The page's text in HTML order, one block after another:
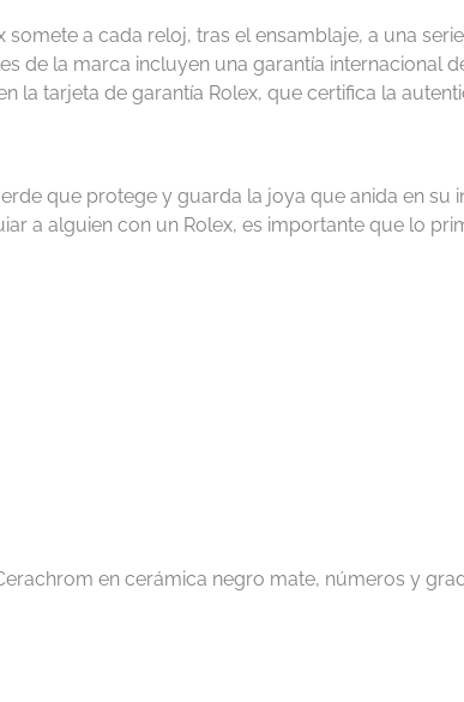
a cada reloj, tras el ensamblaje, a una
de la marca incluyen una garantía internacional
la tarjeta de garantía Rolex, que certifica la
que protege y guarda la joya que anida en su
a alguien con un Rolex, es importante que lo
en cerámica negro mate, números y